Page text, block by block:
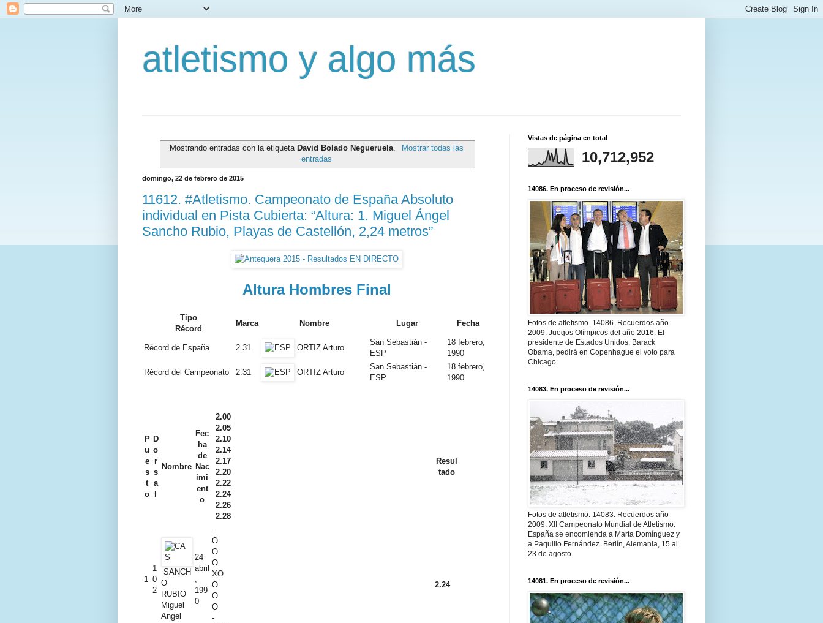
atletismo y algo más
Mostrando entradas con la etiqueta David Bolado Negueruela
Mostrar todas las
entradas
domingo, 22 de febrero de 2015
11612. #Atletismo. Campeonato de España Absoluto
individual en Pista Cubierta: “Altura: 1. Miguel Ángel
Sancho Rubio, Playas de Castellón, 2,24 metros”
Altura Hombres Final
Tipo
Récord
Marca Nombre Lugar Fecha
Récord de España 2.31 ORTIZ Arturo
San Sebastián -
ESP
18 febrero,
1990
Récord del Campeonato 2.31 ORTIZ Arturo
San Sebastián -
ESP
18 febrero,
1990
P
u
e
s
t
o
D
o
r
s
a
l
Nombre
Fec
ha
de
Nac
imi
ent
o
2.00
2.05
2.10
2.14
2.17
2.20
2.22
2.24
2.26
2.28
Resul
tado
1
1
0
2
SANCH
O
RUBIO
Miguel
Angel
24
abril
199
0
-
O
O
O
XO
O
O
O
-
2.24
Vistas de página en total
10,712,952
14086. En proceso de revisión...
Fotos de atletismo. 14086. Recuerdos año
2009. Juegos Olímpicos del año 2016. El
presidente de Estados Unidos, Barack
Obama, pedirá en Copenhague el voto para
Chicago
14083. En proceso de revisión...
Fotos de atletismo. 14083. Recuerdos año
2009. XII Campeonato Mundial de Atletismo.
España se encomienda a Marta Domínguez y
a Paquillo Fernández. Berlín, Alemania, 15 al
23 de agosto
14081. En proceso de revisión...